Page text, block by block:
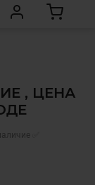
, ЦЕНА
✅